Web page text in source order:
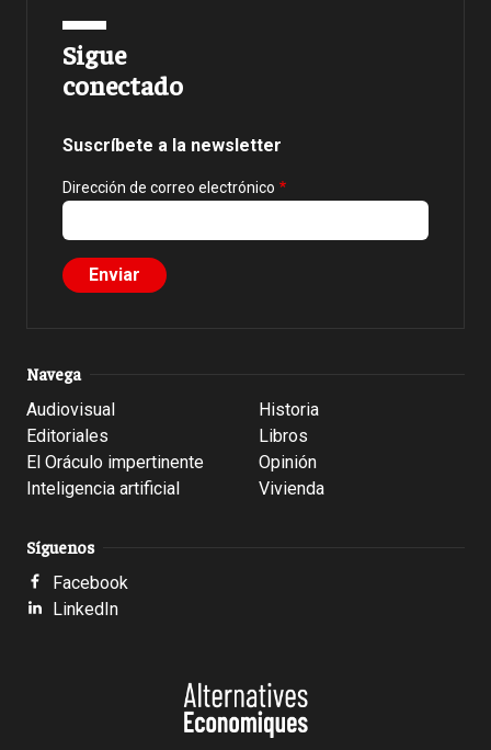
Sigue
conectado
Suscríbete a la newsletter
Dirección de correo electrónico
Navega
Audiovisual
Editoriales
El Oráculo impertinente
Inteligencia artificial
Historia
Libros
Opinión
Vivienda
Síguenos
Facebook
LinkedIn